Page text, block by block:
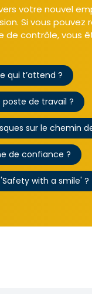
votre nouvel
Si vous pouvez
contrôle, vous
qui t’attend ?
de travail ?
sur le chemin
de confiance ?
with a smile' ?